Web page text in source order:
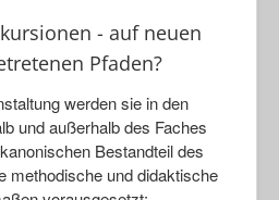
- auf neuen
Pfaden?
werden sie in den
und außerhalb des Faches
Bestandteil des
methodische und didaktische